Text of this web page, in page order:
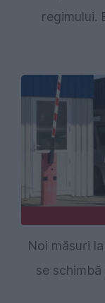
regimului.
Noi măsuri
se